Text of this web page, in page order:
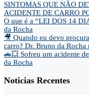
SINTOMAS QUE NÃO
ACIDENTE DE CARRO
O que é a “LEI DOS 14
da Rocha
🎥 Quando eu devo
carro? Dr. Bruno da Rocha
🚗💥 Sofreu um acidente
da Rocha
Noticias Recentes